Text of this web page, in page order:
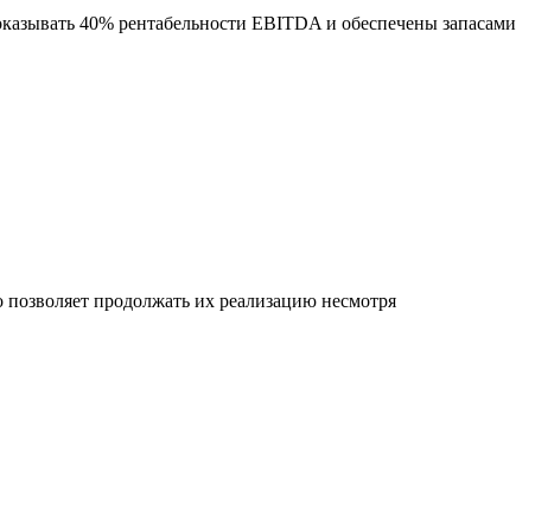
40% рентабельности EBITDA и обеспечены запасами
продолжать их реализацию несмотря